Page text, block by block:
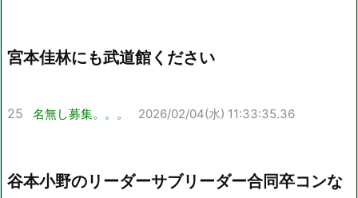
宮本佳林にも武道館ください
25 名無し募集。。。 2026/02/04(水) 11:33:35.36
谷本小野のリーダーサブリーダー合同卒コンな